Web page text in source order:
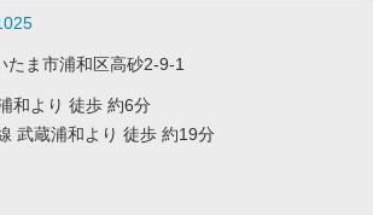
たま市浦和区高砂2-9-1
和より 徒歩 約6分
武蔵浦和より 徒歩 約19分